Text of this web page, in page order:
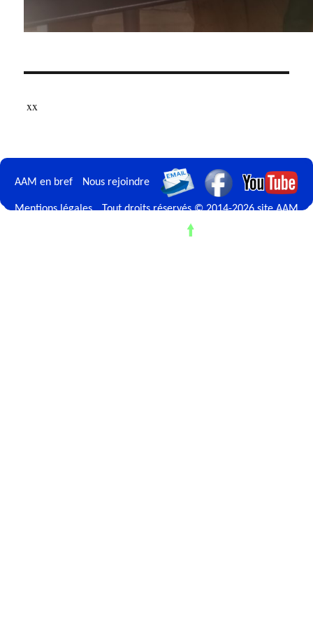
xx
AAM en bref Nous rejoindre
Mentions légales
Tout droits réservés © 2014-2026 site AAM